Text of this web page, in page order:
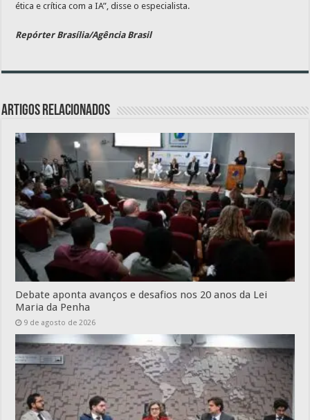
ética e crítica com a IA”, disse o especialista.
Repórter Brasília/Agência Brasil
Artigos relacionados
Debate aponta avanços e desafios nos 20 anos da Lei
Maria da Penha
9 de agosto de 2026